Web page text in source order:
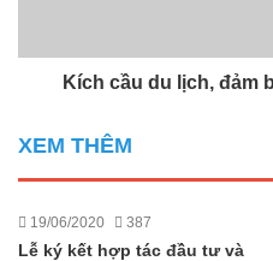
Kích cầu du lịch, đảm
XEM THÊM
19/06/2020 387
Lễ ký kết hợp tác đầu tư và